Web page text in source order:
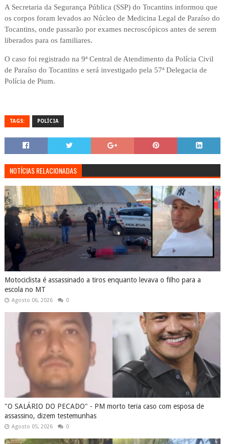
A Secretaria da Segurança Pública (SSP) do Tocantins informou que
os corpos foram levados ao Núcleo de Medicina Legal de Paraíso do
Tocantins, onde passarão por exames necroscópicos antes de serem
liberados para os familiares.
O caso foi registrado na 9ª Central de Atendimento da Polícia Civil
de Paraíso do Tocantins e será investigado pela 57ª Delegacia de
Polícia de Pium.
TAGS: POLÍCIA
NOTÍCIAS RELACIONADAS
Motociclista é assassinado a tiros enquanto levava o filho para a
escola no MT
Agosto 06, 2026 0
"O SALÁRIO DO PECADO" - PM morto teria caso com esposa de
assassino, dizem testemunhas
Agosto 05, 2026 0